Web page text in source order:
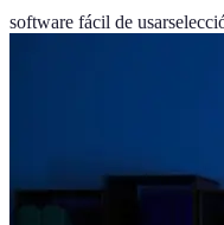
software fácil de usar